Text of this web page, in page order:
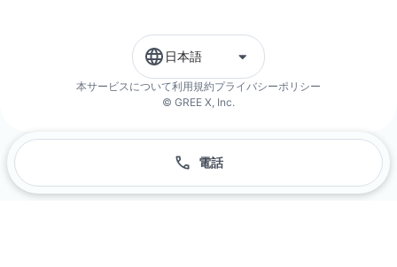
日本語
本サービスについて利用規約プライバシーポリシー
© GREE X, Inc.
電話